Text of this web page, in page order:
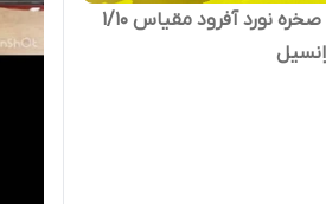
هامر h1 صخره نورد آفرود مقیاس ۱/۱۰